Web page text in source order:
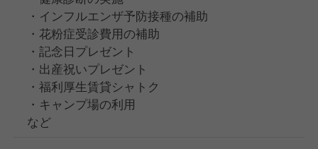
・インフルエンザ予防接種の補助
・花粉症受診費用の補助
・記念日プレゼント
・出産祝いプレゼント
・福利厚生賃貸シャトク
・キャンプ場の利用
など